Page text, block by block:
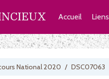
Accueil Liens
National 2020 / DSC07063